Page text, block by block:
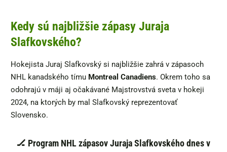
Kedy sú najbližšie zápasy Juraja
Slafkovského?
Hokejista Juraj Slafkovský si najbližšie zahrá v zápasoch
NHL kanadského tímu Montreal Canadiens. Okrem toho sa
odohrajú v máji aj očakávané Majstrovstvá sveta v hokeji
2024, na ktorých by mal Slafkovský reprezentovať
Slovensko.
🏒 Program NHL zápasov Juraja Slafkovského dnes v